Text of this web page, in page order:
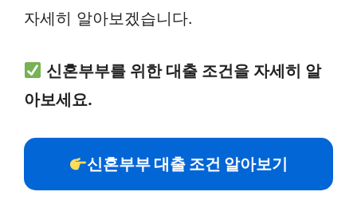
자세히 알아보겠습니다.
신혼부부를 위한 대출 조건을 자세히 알
아보세요.
신혼부부 대출 조건 알아보기